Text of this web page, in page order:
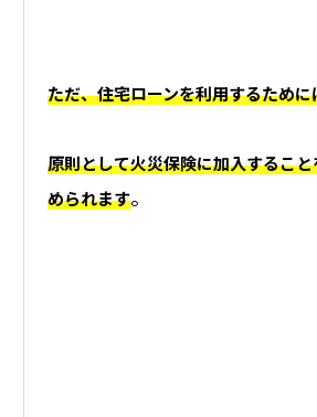
ただ、住宅ローンを利用するために
原則として火災保険に加入するこ
められます。